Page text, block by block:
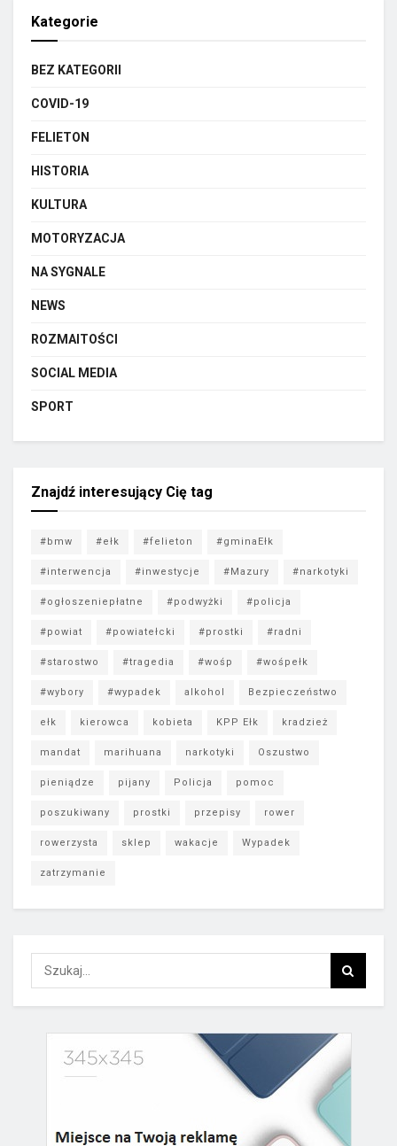
Kategorie
BEZ KATEGORII
COVID-19
FELIETON
HISTORIA
KULTURA
MOTORYZACJA
NA SYGNALE
NEWS
ROZMAITOŚCI
SOCIAL MEDIA
SPORT
Znajdź interesujący Cię tag
#bmw #ełk #felieton #gminaEłk
#interwencja #inwestycje #Mazury #narkotyki
#ogłoszeniepłatne #podwyżki #policja
#powiat #powiatełcki #prostki #radni
#starostwo #tragedia #wośp #wośpełk
#wybory #wypadek alkohol Bezpieczeństwo
ełk kierowca kobieta KPP Ełk kradzież
mandat marihuana narkotyki Oszustwo
pieniądze pijany Policja pomoc
poszukiwany prostki przepisy rower
rowerzysta sklep wakacje Wypadek
zatrzymanie